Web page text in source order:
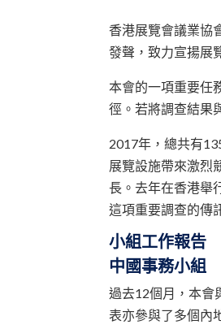
香港展覽會議業協
發聲，致力宣揚展
本會的一項重要任
徑。若將調查結果
2017年，總共有
展覽設施帶來激烈
長。去年在香港舉
這項重要調查的傳
小組工作報告
中國事務小組
過去12個月，本會
表亦參與了多個內